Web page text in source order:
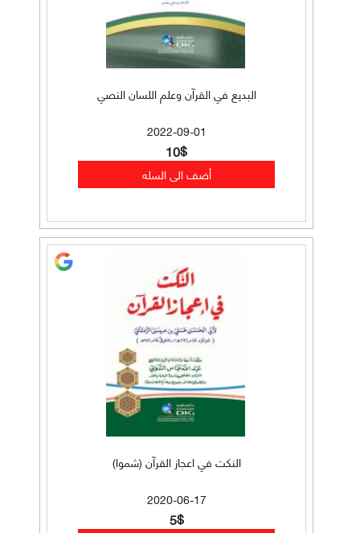
البديع في القرآن وعلم اللسان النصي
2022-09-01
10$
النكت في اعجاز القرآن (شموا)
2020-06-17
5$